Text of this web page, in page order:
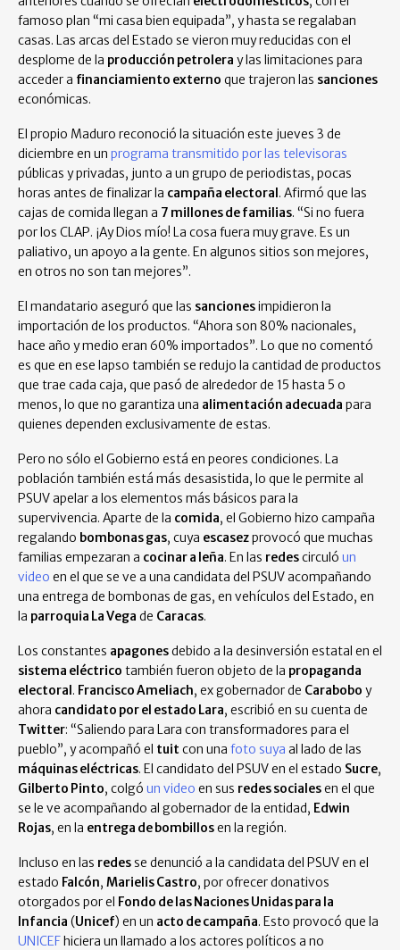
famoso plan “mi casa bien equipada”, y hasta se regalaban
casas. Las arcas del Estado se vieron muy reducidas con el
desplome de la producción petrolera y las limitaciones para
acceder a financiamiento externo que trajeron las sanciones
económicas.
El propio Maduro reconoció la situación este jueves 3 de
diciembre en un programa transmitido por las televisoras
públicas y privadas, junto a un grupo de periodistas, pocas
horas antes de finalizar la campaña electoral. Afirmó que las
cajas de comida llegan a 7 millones de familias. “Si no fuera
por los CLAP. ¡Ay Dios mío! La cosa fuera muy grave. Es un
paliativo, un apoyo a la gente. En algunos sitios son mejores,
en otros no son tan mejores”.
El mandatario aseguró que las sancionesimpidieron la
importación de los productos. “Ahora son 80% nacionales,
hace año y medio eran 60% importados”. Lo que no comentó
es que en ese lapso también se redujo la cantidad de productos
que trae cada caja, que pasó de alrededor de 15 hasta 5 o
menos, lo que no garantiza una alimentación adecuada para
quienes dependen exclusivamente de estas.
Pero no sólo el Gobierno está en peores condiciones. La
población también está más desasistida, lo que le permite al
PSUV apelar a los elementos más básicos para la
supervivencia. Aparte de la comida, el Gobierno hizo campaña
regalando bombonas gas, cuya escasezprovocó que muchas
familias empezaran a cocinar a leña. En las redescirculó un
video en el que se ve a una candidata del PSUV acompañando
una entrega de bombonas de gas, en vehículos del Estado, en
la parroquia La Vega de Caracas.
Los constantes apagonesdebido a la desinversión estatal en el
sistema eléctrico también fueron objeto de la propaganda
electoral. Francisco Ameliach, ex gobernador de Carabobo y
ahora candidato por el estado Lara, escribió en su cuenta de
Twitter: “Saliendo para Lara con transformadores para el
pueblo”, y acompañó el tuit con una foto suya al lado de las
máquinas eléctricas. El candidato del PSUV en el estado Sucre,
Gilberto Pinto, colgó un video en sus redes socialesen el que
se le ve acompañando al gobernador de la entidad, Edwin
Rojas, en la entrega de bombillosen la región.
Incluso en las redes se denunció a la candidata del PSUV en el
estado Falcón, Marielis Castro, por ofrecer donativos
otorgados por el Fondo de las Naciones Unidas para la
Infancia (Unicef) en un acto de campaña. Esto provocó que la
UNICEFhiciera un llamado a los actores políticos a no